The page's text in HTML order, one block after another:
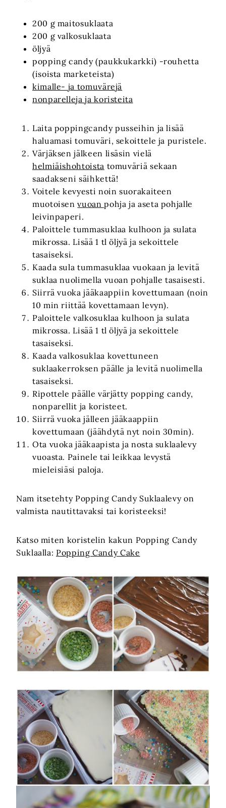
200 g maitosuklaata
200 g valkosuklaata
öljyä
popping candy (paukkukarkki) -rouhetta
(isoista marketeista)
kimalle- ja tomuvärejä
nonparelleja ja koristeita
Laita poppingcandy pusseihin ja lisää
haluamasi tomuväri, sekoittele ja puristele.
Värjäksen jälkeen lisäsin vielä
helmiäishohtoista tomuväriä sekaan
saadakseni säihkettä!
Voitele kevyesti noin suorakaiteen
muotoisenvuoanpohja ja aseta pohjalle
leivinpaperi.
Paloittele tummasuklaa kulhoon ja sulata
mikrossa. Lisää 1 tl öljyä ja sekoittele
tasaiseksi.
Kaada sula tummasuklaa vuokaan ja levitä
suklaa nuolimella vuoan pohjalle tasaisesti.
Siirrä vuoka jääkaappiin kovettumaan (noin
10 min riittää kovettamaan levyn).
Paloittele valkosuklaa kulhoon ja sulata
mikrossa. Lisää 1 tl öljyä ja sekoittele
tasaiseksi.
Kaada valkosuklaa kovettuneen
suklaakerroksen päälle ja levitä nuolimella
tasaiseksi.
Ripottele päälle värjätty popping candy,
nonparellit ja koristeet.
Siirrä vuoka jälleen jääkaappiin
kovettumaan (jäähdytä nyt noin 30min).
Ota vuoka jääkaapista ja nosta suklaalevy
vuoasta. Painele tai leikkaa levystä
mieleisiäsi paloja.
Nam itsetehty Popping Candy Suklaalevy on
valmista nautittavaksi tai koristeeksi!
Katso miten koristelin kakun Popping Candy
Suklaalla: Popping Candy Cake